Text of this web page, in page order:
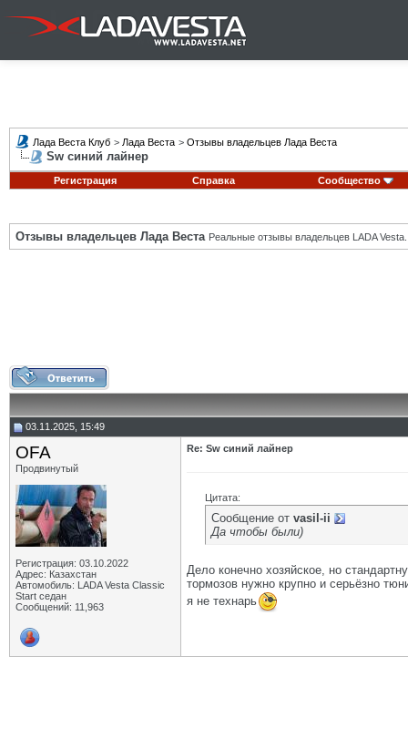
Лада Веста Клуб > Лада Веста > Отзывы владельцев Лада Веста
Sw синий лайнер
Регистрация Справка Сообщество
Отзывы владельцев Лада Веста Реальные отзывы владельцев LADA Vesta.
03.11.2025, 15:49
OFA
Продвинутый
Регистрация: 03.10.2022
Адрес: Казахстан
Автомобиль: LADA Vesta Classic
Start седан
Сообщений: 11,963
Re: Sw синий лайнер
Цитата:
Сообщение от vasil-ii
Да чтобы были)
Дело конечно хозяйское, но
тормозов нужно крупно и серьёзно
я не технарь